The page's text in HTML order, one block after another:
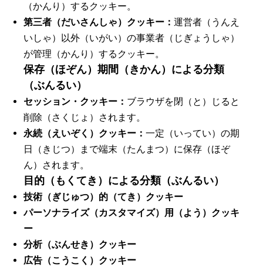
（かんり）するクッキー。
第三者（だいさんしゃ）クッキー： 運営者（うんえ
いしゃ）以外（いがい）の事業者（じぎょうしゃ）
が管理（かんり）するクッキー。
保存（ほぞん）期間（きかん）による分類
（ぶんるい）
セッション・クッキー： ブラウザを閉（と）じると
削除（さくじょ）されます。
永続（えいぞく）クッキー： 一定（いってい）の期
日（きじつ）まで端末（たんまつ）に保存（ほぞ
ん）されます。
目的（もくてき）による分類（ぶんるい）
技術（ぎじゅつ）的（てき）クッキー
パーソナライズ（カスタマイズ）用（よう）クッキ
ー
分析（ぶんせき）クッキー
広告（こうこく）クッキー